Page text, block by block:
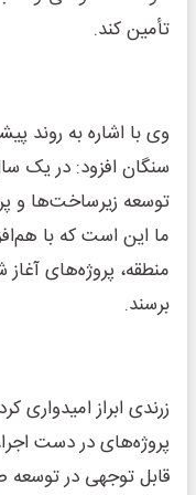
تأمین کند.
وی با اشاره به روند
سنگان افزود: در یک
توسعه زیرساخت‌ها و
ما این است که با
منطقه، پروژه‌های
برسند.
زرندی ابراز امیدواری
قابل توجهی در